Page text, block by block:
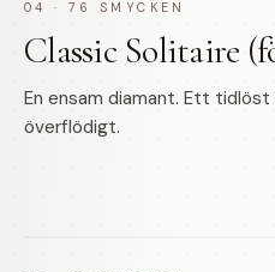
04 · 76 SMYCKEN
Classic Solitaire
En ensam diamant. Ett
överflödigt.